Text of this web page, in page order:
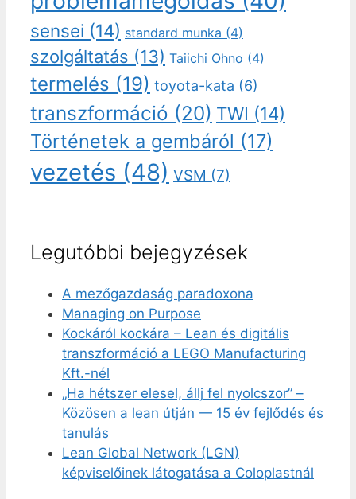
sensei (14) standard munka (4)
szolgáltatás (13) Taiichi Ohno (4)
termelés (19) toyota-kata (6)
transzformáció (20) TWI (14)
Történetek a gembáról (17)
vezetés (48) VSM (7)
Legutóbbi bejegyzések
A mezőgazdaság paradoxona
Managing on Purpose
Kockáról kockára – Lean és digitális
transzformáció a LEGO Manufacturing
Kft.-nél
„Ha hétszer elesel, állj fel nyolcszor” –
Közösen a lean útján — 15 év fejlődés és
tanulás
Lean Global Network (LGN)
képviselőinek látogatása a Coloplastnál